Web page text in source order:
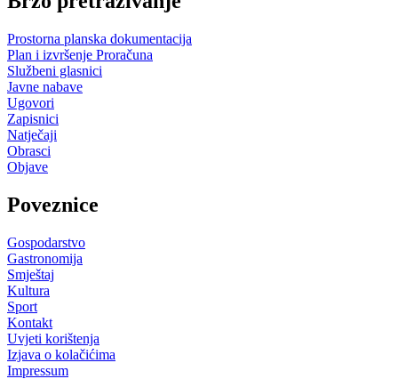
Prostorna planska dokumentacija
Plan i izvršenje Proračuna
Službeni glasnici
Javne nabave
Ugovori
Zapisnici
Natječaji
Obrasci
Objave
Poveznice
Gospodarstvo
Gastronomija
Smještaj
Kultura
Sport
Kontakt
Uvjeti korištenja
Izjava o kolačićima
Impressum